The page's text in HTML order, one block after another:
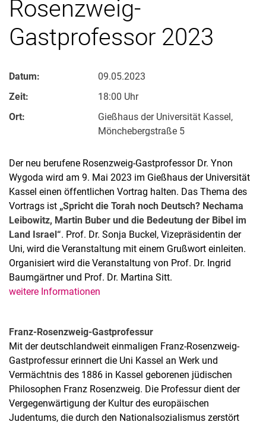
Rosenzweig-
Gastprofessor 2023
Datum:
09.05.2023
Zeit:
18:00 Uhr
Ort:
Gießhaus der Universität Kassel,
Mönchebergstraße 5
Der neu berufene Rosenzweig-Gastprofessor Dr. Ynon
Wygoda wird am 9. Mai 2023 im Gießhaus der Universität
Kassel einen öffentlichen Vortrag halten. Das Thema des
Vortrags ist „Spricht die Torah noch Deutsch? Nechama
Leibowitz, Martin Buber und die Bedeutung der Bibel im
Land Israel“. Prof. Dr. Sonja Buckel, Vizepräsidentin der
Uni, wird die Veranstaltung mit einem Grußwort einleiten.
Organisiert wird die Veranstaltung von Prof. Dr. Ingrid
Baumgärtner und Prof. Dr. Martina Sitt.
weitere Informationen
Franz-Rosenzweig-Gastprofessur
Mit der deutschlandweit einmaligen Franz-Rosenzweig-
Gastprofessur erinnert die Uni Kassel an Werk und
Vermächtnis des 1886 in Kassel geborenen jüdischen
Philosophen Franz Rosenzweig. Die Professur dient der
Vergegenwärtigung der Kultur des europäischen
Judentums, die durch den Nationalsozialismus zerstört